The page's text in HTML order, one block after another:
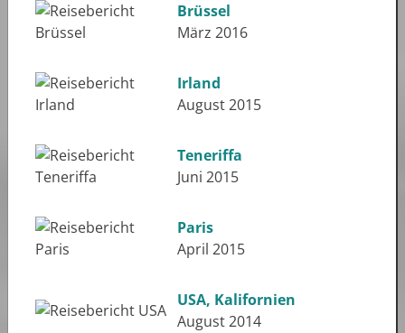
Brüssel
März 2016
Irland
August 2015
Teneriffa
Juni 2015
Paris
April 2015
USA, Kalifornien
August 2014